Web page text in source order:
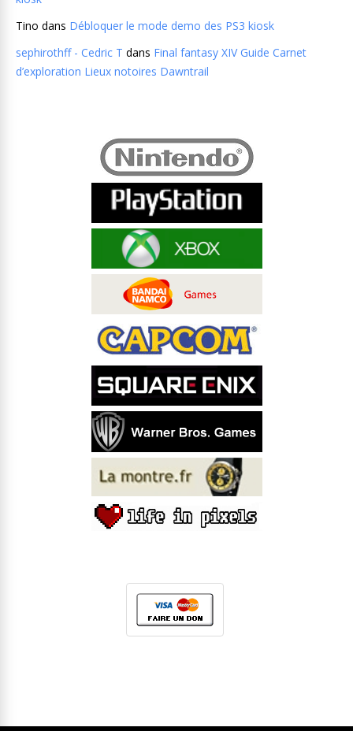
Tino dans Débloquer le mode demo des PS3 kiosk
sephirothff - Cedric T dans Final fantasy XIV Guide Carnet
d’exploration Lieux notoires Dawntrail